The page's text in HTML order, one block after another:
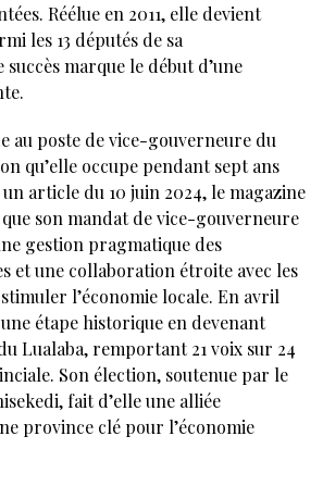
Réélue en 2011, elle devient
les 13 députés de sa
marque le début d’une
au poste de vice-gouverneure du
qu’elle occupe pendant sept ans
article du 10 juin 2024, le magazine
son mandat de vice-gouverneure
gestion pragmatique des
et une collaboration étroite avec les
l’économie locale. En avril
étape historique en devenant
Lualaba, remportant 21 voix sur 24
Son élection, soutenue par le
fait d’elle une alliée
province clé pour l’économie